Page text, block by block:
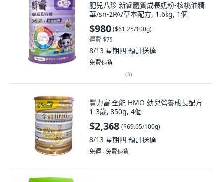
肥兒八珍 新睿體質成長奶粉-核桃油精
華/sn-2PA/草本配方, 1.6kg, 1個
$980 ($61.25/100g)
運費 $75
8/13 星期四 預計送達
免費退貨
(3)
豐力富 全能 HMO 幼兒營養成長配方
1-3歲, 850g, 4個
$2,368 ($69.65/100g)
8/13 星期四 預計送達
免運 ∙ 免費退貨